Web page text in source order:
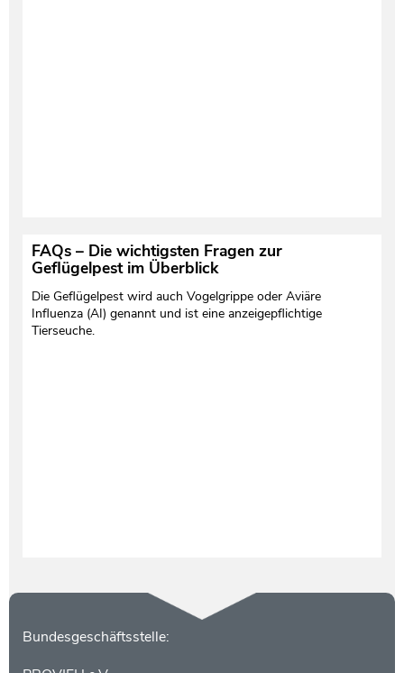
FAQs – Die wichtigsten Fragen zur
Geflügelpest im Überblick
Die Geflügelpest wird auch Vogelgrippe oder Aviäre
Influenza (AI) genannt und ist eine anzeigepflichtige
Tierseuche.
Kontakt
Bundesgeschäftsstelle: